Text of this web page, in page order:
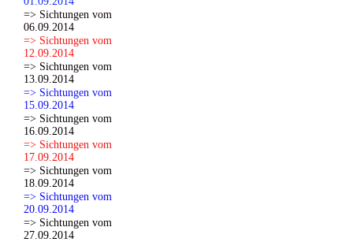
=> Sichtungen vom
06.09.2014
=> Sichtungen vom
12.09.2014
=> Sichtungen vom
13.09.2014
=> Sichtungen vom
15.09.2014
=> Sichtungen vom
16.09.2014
=> Sichtungen vom
17.09.2014
=> Sichtungen vom
18.09.2014
=> Sichtungen vom
20.09.2014
=> Sichtungen vom
27.09.2014